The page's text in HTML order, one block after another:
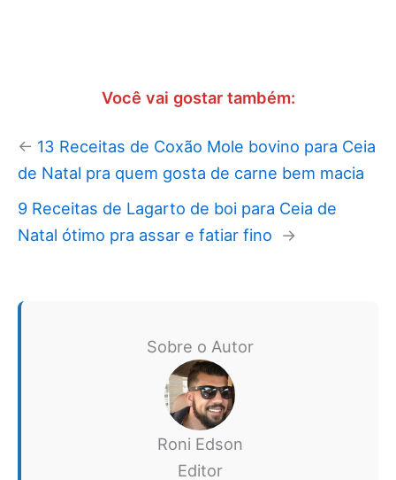
Você vai gostar também:
← 13 Receitas de Coxão Mole bovino para Ceia
de Natal pra quem gosta de carne bem macia
9 Receitas de Lagarto de boi para Ceia de
Natal ótimo pra assar e fatiar fino →
Sobre o Autor
Roni Edson
Editor